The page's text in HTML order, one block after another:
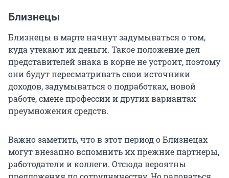
Близнецы
Близнецы в марте начнут задумываться о том,
куда утекают их деньги. Такое положение дел
представителей знака в корне не устроит, поэтому
они будут пересматривать свои источники
доходов, задумываться о подработках, новой
работе, смене профессии и других вариантах
преумножения средств.
Важно заметить, что в этот период о Близнецах
могут внезапно вспомнить их прежние партнеры,
работодатели и коллеги. Отсюда вероятны